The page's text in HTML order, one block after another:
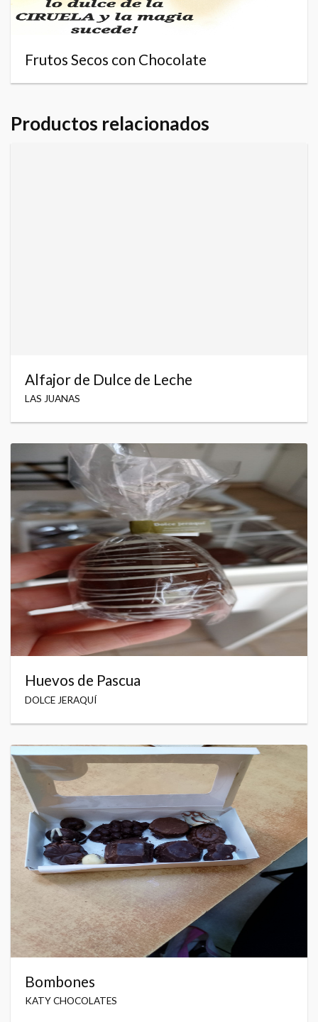
Frutos Secos con Chocolate
Productos relacionados
Alfajor de Dulce de Leche
LAS JUANAS
Huevos de Pascua
DOLCE JERAQUÍ
Bombones
KATY CHOCOLATES